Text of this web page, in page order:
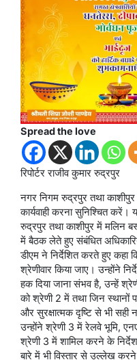
Spread the love
रिपोर्टर राजीव कुमार रुद्रपुर
नगर निगम रुद्रपुर तथा काशीपुर
कार्यवाही करना सुनिश्चित करें।
रुद्रपुर तथा काशीपुर में मलिन
में बैठक लेते हुए संबंधित
डीएम ने निर्देशित करते हुए कहा
श्रेणीवार किया जाए। उन्होंने
हक दिया जाना संभव है, उन्हें
को श्रेणी 2 में तथा जिन स्थानों
और सुरक्षात्मक दृष्टि से भी सही
उन्होंने श्रेणी 3 में रेलवे भूमि,
श्रेणी 3 में शामिल करने के
बारे में भी विस्तार से उल्लेख करने